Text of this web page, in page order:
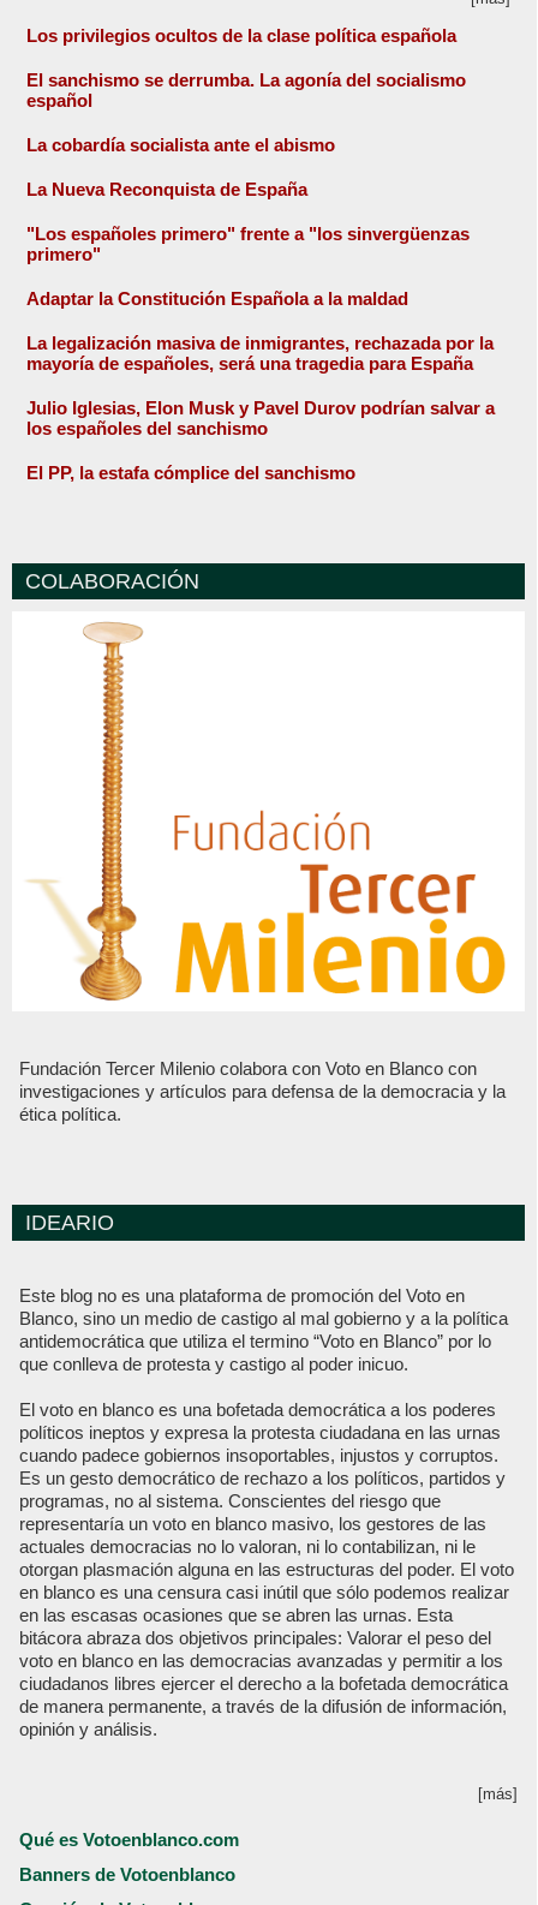
Los privilegios ocultos de la clase política española
El sanchismo se derrumba. La agonía del socialismo
español
La cobardía socialista ante el abismo
La Nueva Reconquista de España
"Los españoles primero" frente a "los sinvergüenzas
primero"
Adaptar la Constitución Española a la maldad
La legalización masiva de inmigrantes, rechazada por la
mayoría de españoles, será una tragedia para España
Julio Iglesias, Elon Musk y Pavel Durov podrían salvar a
los españoles del sanchismo
El PP, la estafa cómplice del sanchismo
COLABORACIÓN
Fundación Tercer Milenio colabora con Voto en Blanco con
investigaciones y artículos para defensa de la democracia y la
ética política.
IDEARIO
Este blog no es una plataforma de promoción del Voto en
Blanco, sino un medio de castigo al mal gobierno y a la política
antidemocrática que utiliza el termino “Voto en Blanco” por lo
que conlleva de protesta y castigo al poder inicuo.
El voto en blanco es una bofetada democrática a los poderes
políticos ineptos y expresa la protesta ciudadana en las urnas
cuando padece gobiernos insoportables, injustos y corruptos.
Es un gesto democrático de rechazo a los políticos, partidos y
programas, no al sistema. Conscientes del riesgo que
representaría un voto en blanco masivo, los gestores de las
actuales democracias no lo valoran, ni lo contabilizan, ni le
otorgan plasmación alguna en las estructuras del poder. El voto
en blanco es una censura casi inútil que sólo podemos realizar
en las escasas ocasiones que se abren las urnas. Esta
bitácora abraza dos objetivos principales: Valorar el peso del
voto en blanco en las democracias avanzadas y permitir a los
ciudadanos libres ejercer el derecho a la bofetada democrática
de manera permanente, a través de la difusión de información,
opinión y análisis.
[más]
Qué es Votoenblanco.com
Banners de Votoenblanco